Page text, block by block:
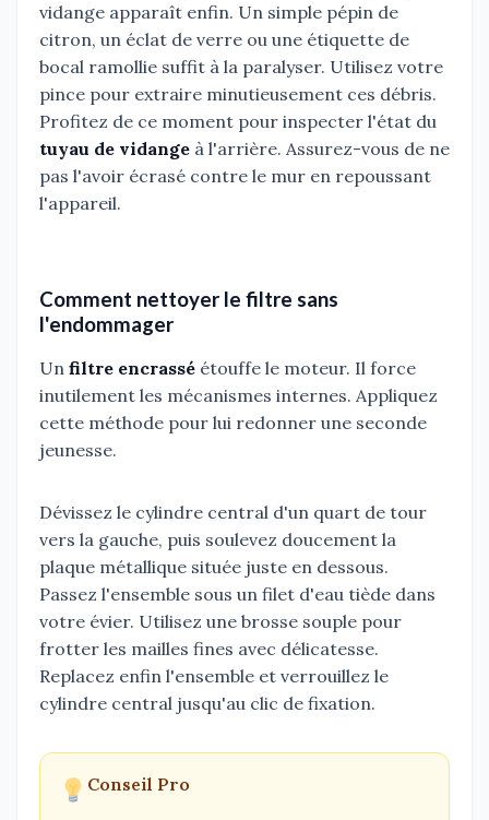
vidange apparaît enfin. Un simple pépin de
citron, un éclat de verre ou une étiquette de
bocal ramollie suffit à la paralyser. Utilisez votre
pince pour extraire minutieusement ces débris.
Profitez de ce moment pour inspecter l'état du
tuyau de vidange à l'arrière. Assurez-vous de ne
pas l'avoir écrasé contre le mur en repoussant
l'appareil.
Comment nettoyer le filtre sans
l'endommager
Un filtre encrassé étouffe le moteur. Il force
inutilement les mécanismes internes. Appliquez
cette méthode pour lui redonner une seconde
jeunesse.
Dévissez le cylindre central d'un quart de tour
vers la gauche, puis soulevez doucement la
plaque métallique située juste en dessous.
Passez l'ensemble sous un filet d'eau tiède dans
votre évier. Utilisez une brosse souple pour
frotter les mailles fines avec délicatesse.
Replacez enfin l'ensemble et verrouillez le
cylindre central jusqu'au clic de fixation.
Conseil Pro